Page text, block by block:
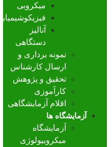
میکروبی
فیزیکوشیمیایی
آنالیز
دستگاهی
نمونه برداری و
ارسال کارشناس
تحقیق و پژوهش
کارآموزی
اقلام آزمایشگاهی
آزمایشگاه ها
آزمایشگاه
میکروبیولوژی